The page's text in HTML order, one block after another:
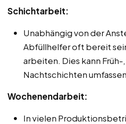
Schichtarbeit:
Unabhängig von der
Abfüllhelfer oft bereit
arbeiten. Dies kann Früh-
Nachtschichten
Wochenendarbeit:
In vielen